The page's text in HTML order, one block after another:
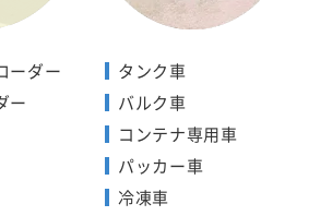
ーダー
ー
タンク車
バルク車
コンテナ専用車
パッカー車
冷凍車